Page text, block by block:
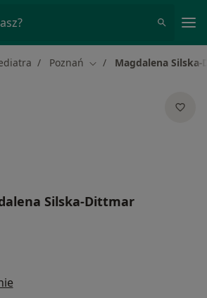
Poznań Zmień miasto
Magdalena
Silska-Dittmar